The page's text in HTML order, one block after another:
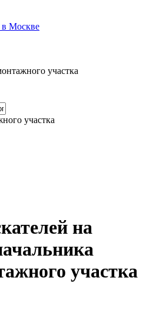
в Москве
участка
участка
на
участка